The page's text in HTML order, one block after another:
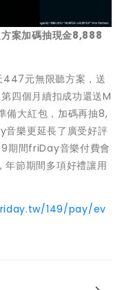
案加碼抽現金8,888
元無限聽方案，送
四個月續扣成功還送M
大紅包，加碼再抽8,
樂更延長了廣受好評
期間friDay音樂付費會
年節期間多項好禮讓用
149/pay/ev